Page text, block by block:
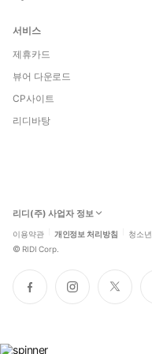
서비스
제휴카드
뷰어 다운로드
CP사이트
리디바탕
리디(주) 사업자 정보
이용약관 개인정보 처리방침 청소
© RIDI Corp.
페
이
인
스
트
위